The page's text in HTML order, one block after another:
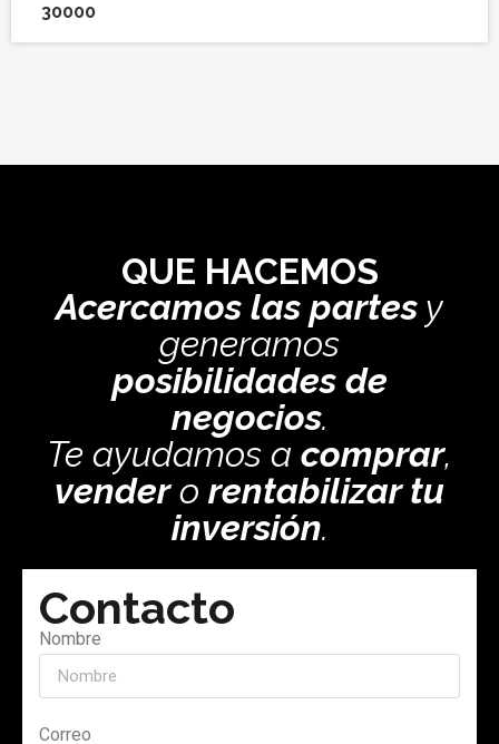
30000
QUE HACEMOS
Acercamos las partes y
generamos
posibilidades de
negocios.
Te ayudamos a comprar,
vendero rentabilizar tu
inversión.
Contacto
Nombre
Correo